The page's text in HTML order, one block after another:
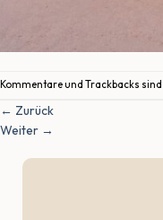
Kommentare und Trackbacks
← Zurück
Weiter →